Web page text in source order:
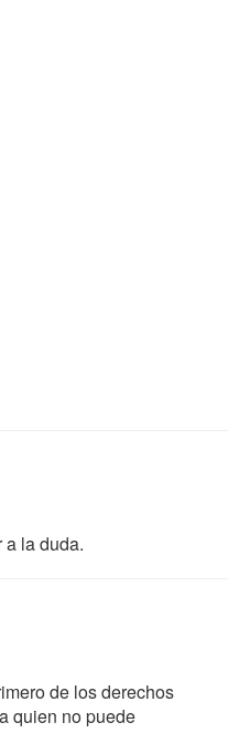
la duda.
de los derechos
quien no puede